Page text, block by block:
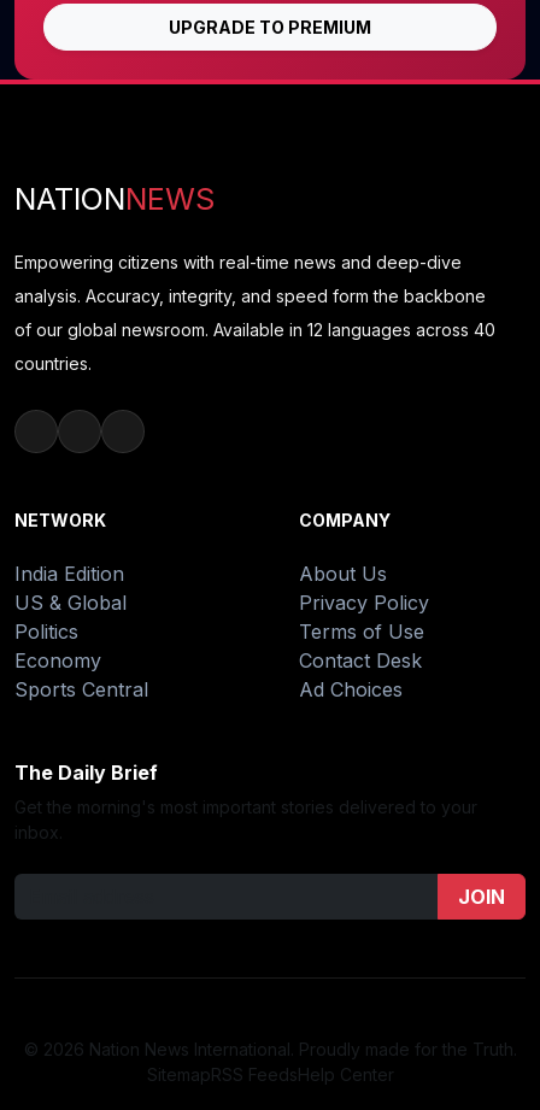
UPGRADE TO PREMIUM
NATIONNEWS
Empowering citizens with real-time news and deep-dive
analysis. Accuracy, integrity, and speed form the backbone
of our global newsroom. Available in 12 languages across 40
countries.
NETWORK
India Edition
US & Global
Politics
Economy
Sports Central
COMPANY
About Us
Privacy Policy
Terms of Use
Contact Desk
Ad Choices
The Daily Brief
Get the morning's most important stories delivered to your
inbox.
JOIN
© 2026 Nation News International. Proudly made for the Truth.
SitemapRSS FeedsHelp Center